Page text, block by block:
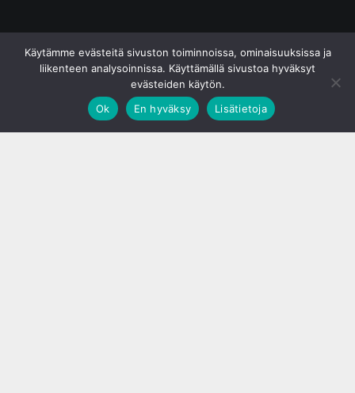
Käytämme evästeitä sivuston toiminnoissa, ominaisuuksissa ja
liikenteen analysoinnissa. Käyttämällä sivustoa hyväksyt
evästeiden käytön.
Ok
En hyväksy Lisätietoja